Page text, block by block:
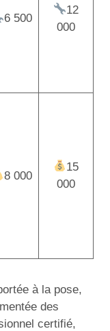
6 500
12
000
8 000
15
000
à la pose,
des
certifié,